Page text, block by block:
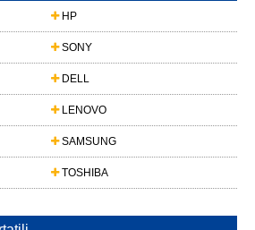
HP
SONY
DELL
LENOVO
SAMSUNG
TOSHIBA